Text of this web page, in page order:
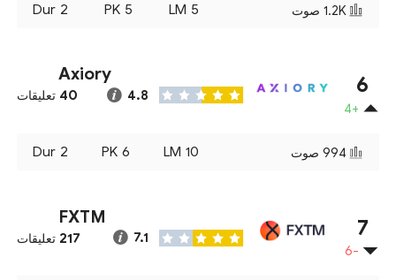
1.2K صوت 5
LM
5
PK
2
Dur
6
+4
Axiory
4.8
40 تعليقات
994 صوت 10
LM
6
PK
2
Dur
7
-6
FXTM
7.1
217 تعليقات